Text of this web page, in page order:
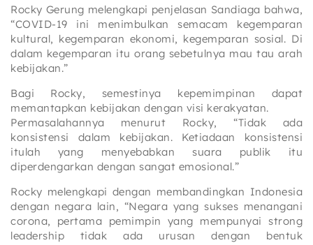
Rocky Gerung melengkapi penjelasan Sandiaga bahwa,
“COVID-19 ini menimbulkan semacam kegemparan
kultural, kegemparan ekonomi, kegemparan sosial. Di
dalam kegemparan itu orang sebetulnya mau tau arah
kebijakan.”
Bagi Rocky, semestinya kepemimpinan dapat
memantapkan kebijakan dengan visi kerakyatan.
Permasalahannya menurut Rocky, “Tidak ada
konsistensi dalam kebijakan. Ketiadaan konsistensi
itulah yang menyebabkan suara publik itu
diperdengarkan dengan sangat emosional.”
Rocky melengkapi dengan membandingkan Indonesia
dengan negara lain, “Negara yang sukses menangani
corona, pertama pemimpin yang mempunyai strong
leadership tidak ada urusan dengan bentuk